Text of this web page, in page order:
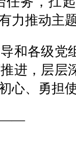
力推动主
各级党
进，层层
心、勇担
——